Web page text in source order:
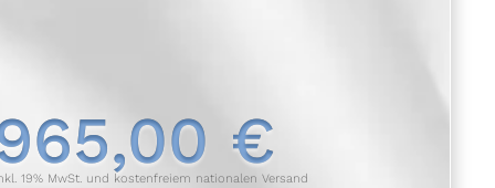
€
19% MwSt. und kostenfreiem nationalen Versand